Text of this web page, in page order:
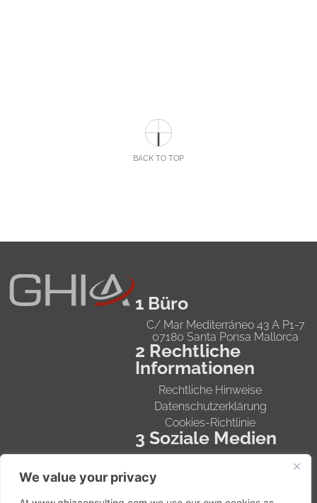
We value your privacy
BACK TO TOP
1 Büro
C/ Mar Mediterráneo 43 A P1-7
07180 Santa Ponsa Mallorca
2 Rechtliche
Informationen
Rechtliche Hinweise
Datenschutzerklärung
Cookies-Richtlinie
3 Soziale Medien